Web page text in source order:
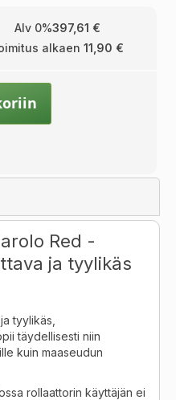
Alv 0%397,61 €
alkaen 11,90 €
Red -
ja tyylikäs
tyylikäs,
täydellisesti niin
kuin maaseudun
rollaattorin käyttäjän ei